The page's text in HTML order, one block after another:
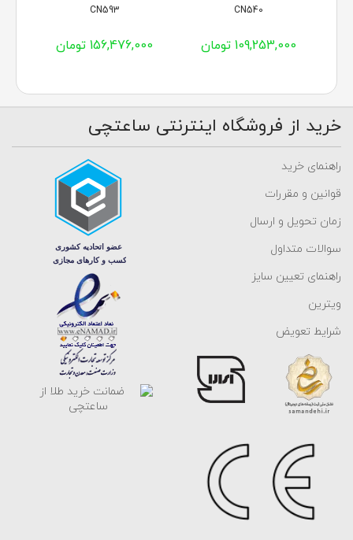
CN540
109,253,000 تومان
CN593
156,476,000 تومان
خرید از فروشگاه اینترنتی ساعتچی
راهنمای خرید
قوانین و مقررات
زمان تحویل و ارسال
سوالات متداول
راهنمای تعیین سایز
ویترین
شرایط تعویض